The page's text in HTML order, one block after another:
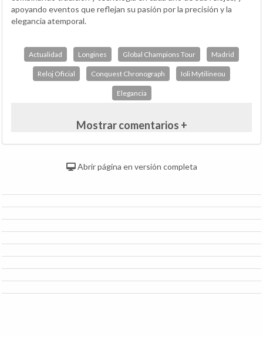
apoyando eventos que reflejan su pasión por la precisión y la
elegancia atemporal.
Actualidad Longines Global Champions Tour Madrid
Reloj Oficial Conquest Chronograph Ioli Mytilineou
Elegancia
Mostrar comentarios +
Abrir página en versión completa